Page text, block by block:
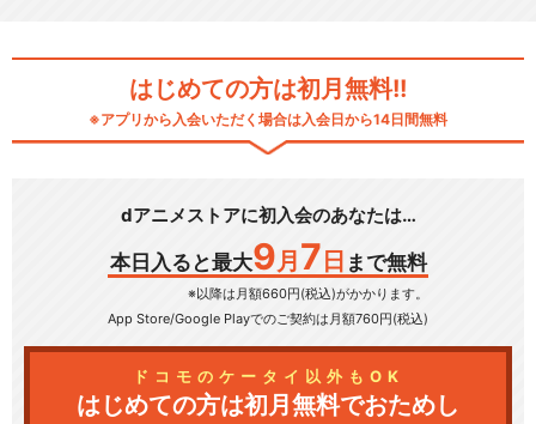
はじめての方は初月無料!!
※アプリから入会いただく場合は入会日から14日間無料
dアニメストアに初入会のあなたは…
本日入ると最大9 月 7 日 まで無料
※以降は月額660円(税込)がかかります。
App Store/Google Playでのご契約は月額760円(税込)
ドコモのケータイ以外もOK
はじめての方は初月無料でおためし